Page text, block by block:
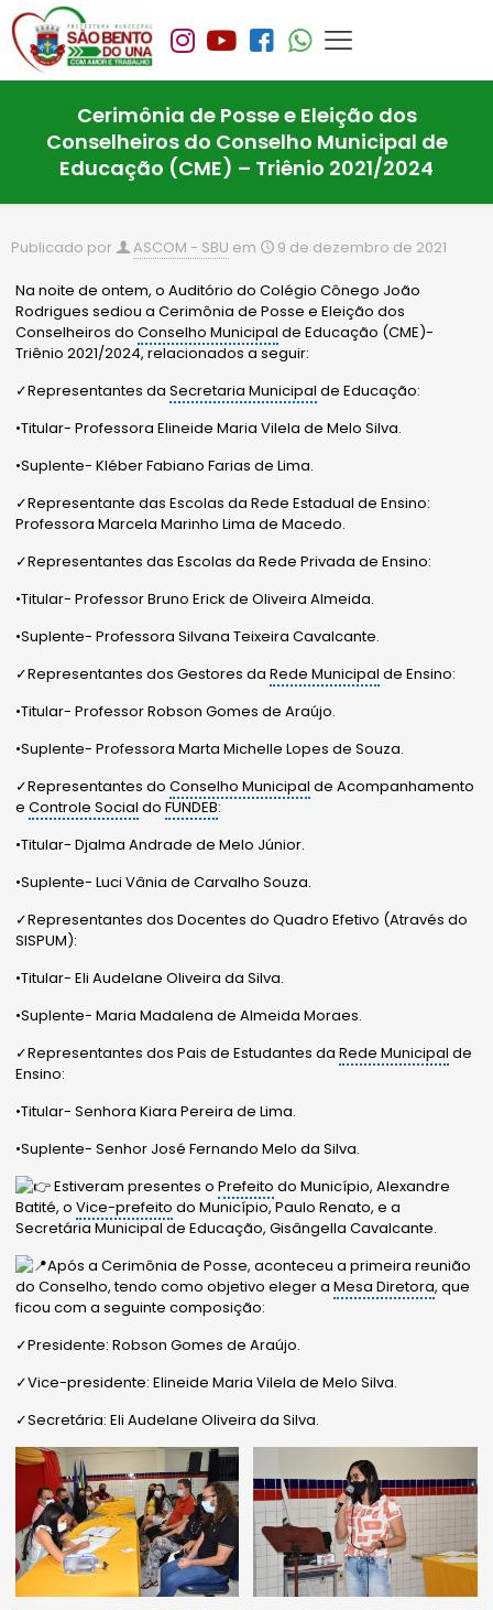
Cerimônia de Posse e Eleição dos
Conselheiros do Conselho Municipal de
Educação (CME) – Triênio 2021/2024
Publicado por ASCOM - SBU em 9 de dezembro de 2021
Na noite de ontem, o Auditório do Colégio Cônego João
Rodrigues sediou a Cerimônia de Posse e Eleição dos
Conselheiros doConselho Municipal de Educação (CME)-
Triênio 2021/2024, relacionados a seguir:
✓Representantes daSecretaria Municipal de Educação:
•Titular- Professora Elineide Maria Vilela de Melo Silva.
•Suplente- Kléber Fabiano Farias de Lima.
✓Representante das Escolas da Rede Estadual de Ensino:
Professora Marcela Marinho Lima de Macedo.
✓Representantes das Escolas da Rede Privada de Ensino:
•Titular- Professor Bruno Erick de Oliveira Almeida.
•Suplente- Professora Silvana Teixeira Cavalcante.
✓Representantes dos Gestores daRede Municipal de Ensino:
•Titular- Professor Robson Gomes de Araújo.
•Suplente- Professora Marta Michelle Lopes de Souza.
✓Representantes doConselho Municipal de Acompanhamento
eControle Social doFUNDEB:
•Titular- Djalma Andrade de Melo Júnior.
•Suplente- Luci Vânia de Carvalho Souza.
✓Representantes dos Docentes do Quadro Efetivo (Através do
SISPUM):
•Titular- Eli Audelane Oliveira da Silva.
•Suplente- Maria Madalena de Almeida Moraes.
✓Representantes dos Pais de Estudantes daRede Municipal de
Ensino:
•Titular- Senhora Kiara Pereira de Lima.
•Suplente- Senhor José Fernando Melo da Silva.
Estiveram presentes oPrefeito do Município, Alexandre
Batité, oVice-prefeito do Município, Paulo Renato, e a
Secretária Municipal de Educação, Gisângella Cavalcante.
Após a Cerimônia de Posse, aconteceu a primeira reunião
do Conselho, tendo como objetivo eleger aMesa Diretora, que
ficou com a seguinte composição:
✓Presidente: Robson Gomes de Araújo.
✓Vice-presidente: Elineide Maria Vilela de Melo Silva.
✓Secretária: Eli Audelane Oliveira da Silva.